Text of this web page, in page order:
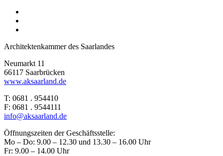
Architektenkammer des Saarlandes
Neumarkt 11
66117 Saarbrücken
www.aksaarland.de
T: 0681 . 954410
F: 0681 . 9544111
info@aksaarland.de
Öffnungszeiten der Geschäftsstelle:
Mo – Do: 9.00 – 12.30 und 13.30 – 16.00 Uhr
Fr: 9.00 – 14.00 Uhr